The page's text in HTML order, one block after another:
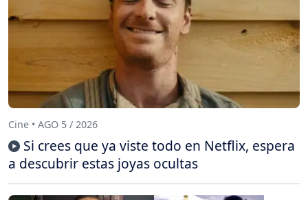
Cine • AGO 5 / 2026
Si crees que ya viste todo en Netflix, espera
a descubrir estas joyas ocultas